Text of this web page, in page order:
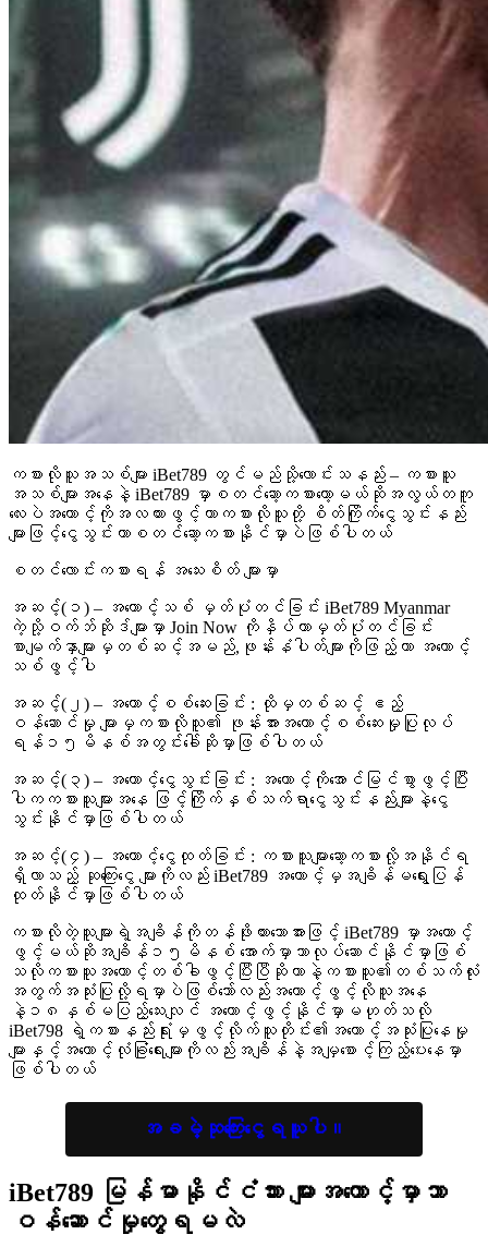
ကစားလိုသူအသစ်များ iBet789 တွင်မည်သို့လောင်းသနည်း – ကစားသူ
အသစ်များအနေနဲ့ iBet789 မှာစတင်ဆော့ကစားတော့မယ်ဆိုအလွယ်တကူ
လေးပဲအကောင့်ကိုအလကားဖွင့်ကာကစားလိုသူတို့ စိတ်ကြိုက်ငွေသွင်းနည်း
များဖြင့်ငွေသွင်းကာစတင်ဆော့ကစားနိုင်မှာပဲဖြစ်ပါတယ်
စတင်လောင်းကစားရန် အသေးစိတ် များမှာ
အဆင့်(၁) – အကောင့်သစ် မှတ်ပုံတင်ခြင်း iBet789 Myanmar
ကဲ့သို့ဝက်ဘ်ဆိုဒ်များမှာ Join Now ကိုနှိပ်ကာမှတ်ပုံတင်ခြင်း
စာမျက်နှာများမှတစ်ဆင့်အမည်,ဖုန်းနံပါတ်များကိုဖြည့်ကာ အကောင့်
သစ်ဖွင့်ပါ
အဆင့်(၂) – အကောင့်စစ်ဆေးခြင်း : ထိုမှတစ်ဆင့် ဧည့်
ဝန်ဆောင်မှု များမှကစားလိုသူ၏ ဖုန်းအားအကောင့်စစ်ဆေးမှုပြုလုပ်
ရန်၁၅မိနစ်အတွင်းခေါ်ဆိုမှာဖြစ်ပါတယ်
အဆင့်(၃) – အကောင့်ငွေသွင်းခြင်း : အကောင့်ကိုအောင်မြင်စွာဖွင့်ပြီး
ပါကကစားသူများအနေ ဖြင့်ကြိုက်နှစ်သက်ရာငွေသွင်းနည်းများနဲ့ငွေ
သွင်းနိုင်မှာဖြစ်ပါတယ်
အဆင့်(၄) – အကောင့်ငွေထုတ်ခြင်း : ကစားသူများဆော့ကစားလို့အနိုင်ရ
ရှိလာသည့် ဆုကြေးငွေ များကိုလည်း iBet789 အကောင့်မှအချိန်မရွေးပြန်
ထုတ်နိုင်မှာဖြစ်ပါတယ်
ကစားလိုတဲ့သူများရဲ့အချိန်ကိုတန်ဖိုးထားသောအားဖြင့် iBet789 မှာအကောင့်
ဖွင့်မယ်ဆိုအချိန်၁၅မိနစ် အောက်မှာသာလုပ်ဆောင်နိုင်မှာဖြစ်
သလိုကစားသူအကောင့်တစ်ခါဖွင့်ပြီးပြီဆိုတာနဲ့ကစားသူ၏တစ်သက်လုံး
အတွက်အသုံးပြုလို့ရမှာပဲဖြစ်သော်လည်းအကောင့်ဖွင့်လိုသူအနေ
နဲ့၁၈နှစ်မပြည့်သေးလျင် အကောင့်ဖွင့်နိုင်မှာမဟုတ်သလို
iBet798 ရဲ့ကစားနည်းရုံးမှဖွင့်လိုက်သူတိုင်း၏အကောင့်အသုံးပြုနေမှု
များနှင့်အကောင့်လုံခြုံရေးများကိုလည်းအချိန်နဲ့အမျှစောင့်ကြည့်ပေးနေမှာ
ဖြစ်ပါတယ်
အခမဲ့ဆုကြေးငွေရယူပါ။
iBet789 မြန်မာနိုင်ငံသားများအကောင့်မှာဘာ
ဝန်ဆောင်မှုတွေရမလဲ